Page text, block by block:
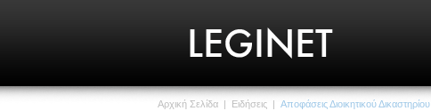
Αρχική Σελίδα | Ειδήσεις | Αποφάσεις Διοικητικού Δικαστηρίου